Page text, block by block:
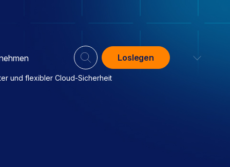
Loslegen
und flexibler Cloud-Sicherheit